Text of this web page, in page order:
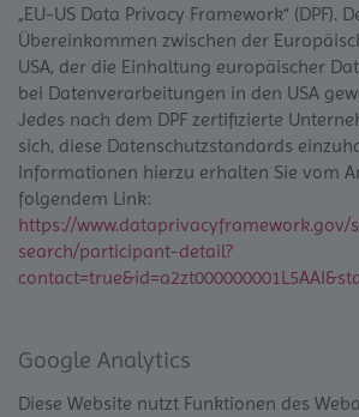
„EU-US Data Privacy Framework“ (DPF).
Übereinkommen zwischen der
USA, der die Einhaltung europäischer
bei Datenverarbeitungen in den USA
Jedes nach dem DPF zertifizierte
sich, diese Datenschutzstandards
Informationen hierzu erhalten Sie vom
folgendem Link:
https://
search/participant-detail?
Google Analytics
Diese Website nutzt Funktionen des